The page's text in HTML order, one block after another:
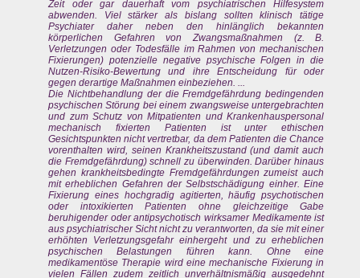
Zeit oder gar dauerhaft vom psychiatrischen Hilfesystem
abwenden. Viel stärker als bislang sollten klinisch tätige
Psychiater daher neben den hinlänglich bekannten
körperlichen Gefahren von Zwangsmaßnahmen (z. B.
Verletzungen oder Todesfälle im Rahmen von mechanischen
Fixierungen) potenzielle negative psychische Folgen in die
Nutzen-Risiko-Bewertung und ihre Entscheidung für oder
gegen derartige Maßnahmen einbeziehen. ...
Die Nichtbehandlung der die Fremdgefährdung bedingenden
psychischen Störung bei einem zwangsweise untergebrachten
und zum Schutz von Mitpatienten und Krankenhauspersonal
mechanisch fixierten Patienten ist unter ethischen
Gesichtspunkten nicht vertretbar, da dem Patienten die Chance
vorenthalten wird, seinen Krankheitszustand (und damit auch
die Fremdgefährdung) schnell zu überwinden. Darüber hinaus
gehen krankheitsbedingte Fremdgefährdungen zumeist auch
mit erheblichen Gefahren der Selbstschädigung einher. Eine
Fixierung eines hochgradig agitierten, häufig psychotischen
oder intoxikierten Patienten ohne gleichzeitige Gabe
beruhigender oder antipsychotisch wirksamer Medikamente ist
aus psychiatrischer Sicht nicht zu verantworten, da sie mit einer
erhöhten Verletzungsgefahr einhergeht und zu erheblichen
psychischen Belastungen führen kann. Ohne eine
medikamentöse Therapie wird eine mechanische Fixierung in
vielen Fällen zudem zeitlich unverhältnismäßig ausgedehnt